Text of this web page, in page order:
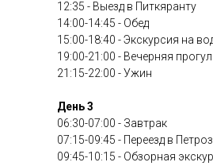
12:35 - Выезд в Питкяранту
14:00-14:45 - Обед
15:00-18:40 - Экскурсия на
19:00-21:00 - Вечерняя
21:15-22:00 - Ужин
День 3
06:30-07:00 - Завтрак
07:15-09:45 - Переезд в
09:45-10:15 - Обзорная